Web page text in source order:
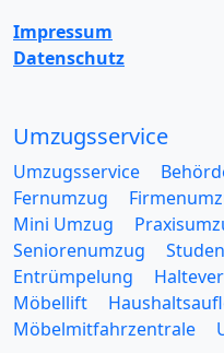
Impressum
Datenschutz
Umzugsservice
Umzugsservice
Fernumzug
Mini Umzug
Seniorenumzug
Entrümpelung
Möbellift
Möbelmitfahrzentrale